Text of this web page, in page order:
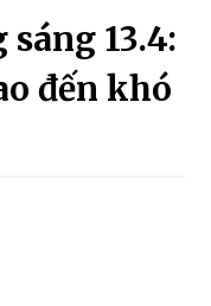
13.4:
đến khó